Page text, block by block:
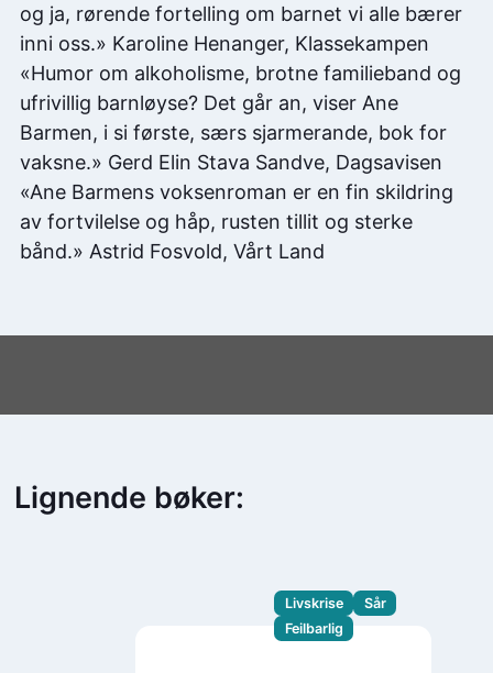
og ja, rørende fortelling om barnet vi alle bærer
inni oss.» Karoline Henanger, Klassekampen
«Humor om alkoholisme, brotne familieband og
ufrivillig barnløyse? Det går an, viser Ane
Barmen, i si første, særs sjarmerande, bok for
vaksne.» Gerd Elin Stava Sandve, Dagsavisen
«Ane Barmens voksenroman er en fin skildring
av fortvilelse og håp, rusten tillit og sterke
bånd.» Astrid Fosvold, Vårt Land
Lignende bøker:
Livskrise
Sår
Feilbarlig